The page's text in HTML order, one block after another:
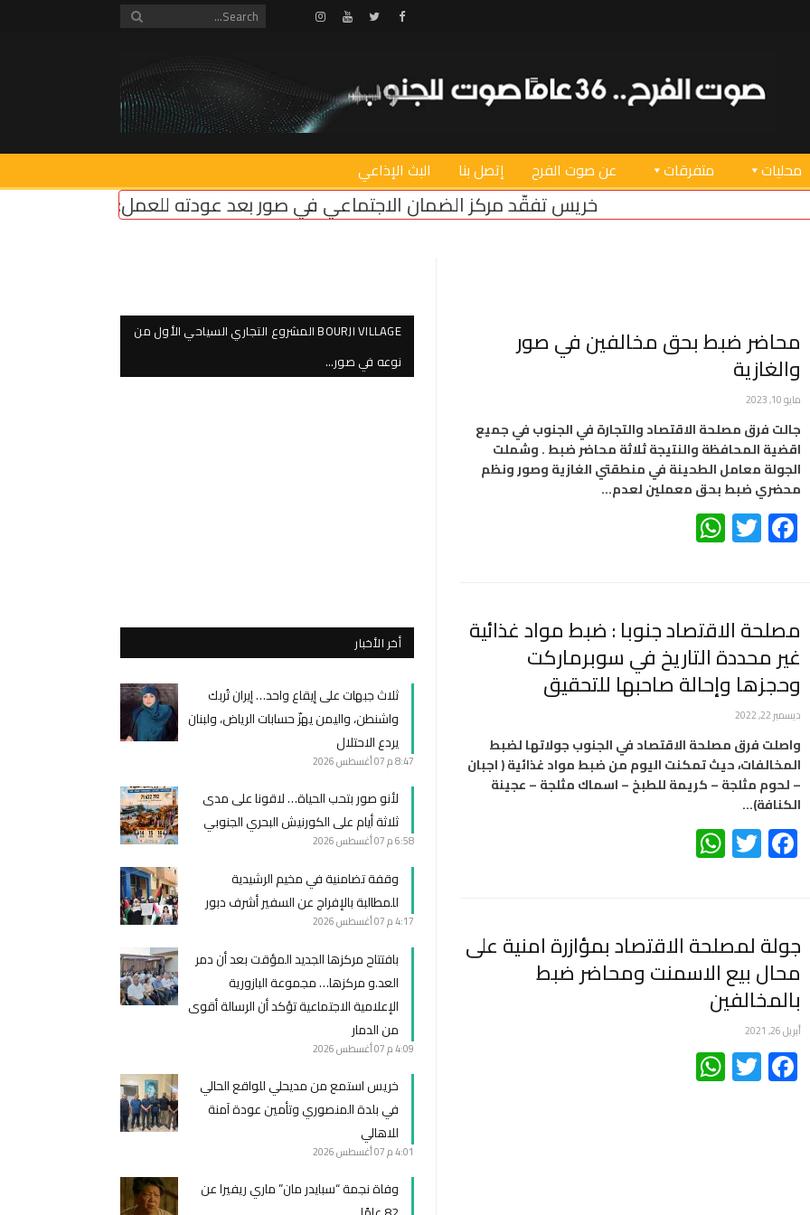
Facebook
Twitter
Youtube
Instagram
محليات متفرقات عن صوت الفرح إتصل بنا البث الإذاعي
خريس تفقّد مركز الضمان الاجتماعي في صور بعد عودته للعمل: المناطق التجريبية مزحة
محاضر ضبط بحق مخالفين في صور
والغازية
مايو 10, 2023
جالت فرق مصلحة الاقتصاد والتجارة في الجنوب في جميع
اقضية المحافظة والنتيجة ثلاثة محاضر ضبط . وشملت
الجولة معامل الطحينة في منطقتي الغازية وصور ونظم
محضري ضبط بحق معملين لعدم…
Facebook
Twitter
مصلحة الاقتصاد جنوبا : ضبط مواد غذائية
غير محددة التاريخ في سوبرماركت
وحجزها وإحالة صاحبها للتحقيق
ديسمبر 22, 2022
واصلت فرق مصلحة الاقتصاد في الجنوب جولاتها لضبط
المخالفات، حيث تمكنت اليوم من ضبط مواد غذائية ( اجبان
– لحوم مثلجة – كريمة للطبخ – اسماك مثلجة – عجينة
الكنافة)…
Facebook
Twitter
جولة لمصلحة الاقتصاد بمؤازرة امنية على
محال بيع الاسمنت ومحاضر ضبط
بالمخالفين
أبريل 26, 2021
Facebook
Twitter
BOURJI VILLAGE المشروع التجاري السياحي الأول من
نوعه في صور…
أخر الأخبار
ثلاث جبهات على إيقاع واحد… إيران تُربك
واشنطن، واليمن يهزّ حسابات الرياض، ولبنان
يردع الاحتلال
8:47 م 07 أغسطس 2026
لأنو صور بتحب الحياة… لاقونا على مدى
ثلاثة أيام على الكورنيش البحري الجنوبي
6:58 م 07 أغسطس 2026
وقفة تضامنية في مخيم الرشيدية
للمطالبة بالإفراج عن السفير أشرف دبور
4:17 م 07 أغسطس 2026
بافتتاح مركزها الجديد المؤقت بعد أن دمر
العد.و مركزها… مجموعة البازورية
الإعلامية الاجتماعية تؤكد أن الرسالة أقوى
من الدمار
4:09 م 07 أغسطس 2026
خريس استمع من مديحلي للواقع الحالي
في بلدة المنصوري وتأمين عودة آمنة
للاهالي
4:01 م 07 أغسطس 2026
وفاة نجمة “سبايدر مان” ماري ريفيرا عن